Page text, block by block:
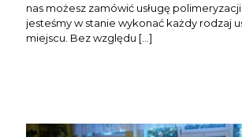
nas możesz zamówić usługę
jesteśmy w stanie wykonać każdy rodzaj
miejscu. Bez względu […]